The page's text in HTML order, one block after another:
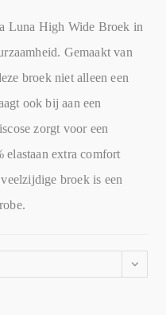
Luna High Wide Broek in
Gemaakt van
broek niet alleen een
ook bij aan een
zorgt voor een
elastaan extra comfort
broek is een